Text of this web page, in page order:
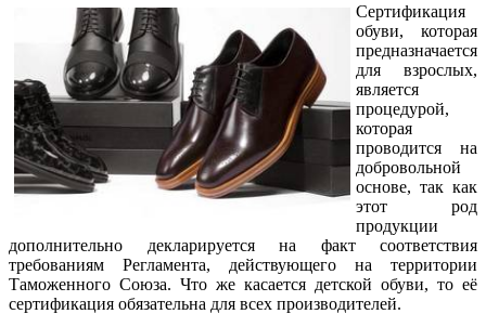
Сертификация
обуви, которая
предназначается
для взрослых,
является
процедурой,
которая
проводится на
добровольной
основе, так как
этот род
продукции
дополнительно декларируется на факт соответствия
требованиям Регламента, действующего на территории
Таможенного Союза. Что же касается детской обуви, то её
сертификация обязательна для всех производителей.